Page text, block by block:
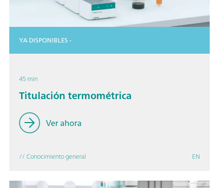
YA DISPONIBLES -
45 min
Titulación termométrica
Ver ahora
// Conocimiento general EN